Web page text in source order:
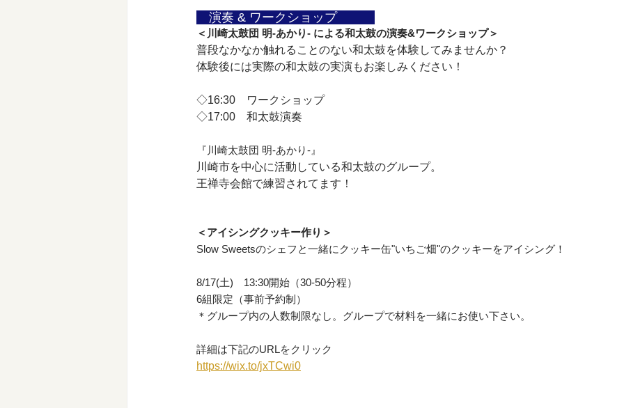
演奏 & ワークショップ
＜川崎太鼓団 明-あかり- による和太鼓の演奏&ワークショップ＞
普段なかなか触れることのない和太鼓を体験してみませんか？
体験後には実際の和太鼓の実演もお楽しみください！
◇16:30　ワークショップ
◇17:00　和太鼓演奏
『川崎太鼓団 明-あかり-』
川崎市を中心に活動している和太鼓のグループ。
王禅寺会館で練習されてます！
＜アイシングクッキー作り＞
Slow Sweetsのシェフと一緒にクッキー缶"いちご畑"のクッキーをアイシング！
8/17(土)　13:30開始（30-50分程）
6組限定（事前予約制）
＊グループ内の人数制限なし。グループで材料を一緒にお使い下さい。
詳細は下記のURLをクリック
https://wix.to/jxTCwi0